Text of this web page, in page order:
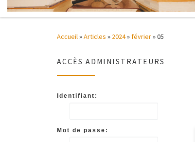
Accueil»Articles » 2024»février»05
ACCÈS ADMINISTRATEURS
Identifiant:
Mot de passe: